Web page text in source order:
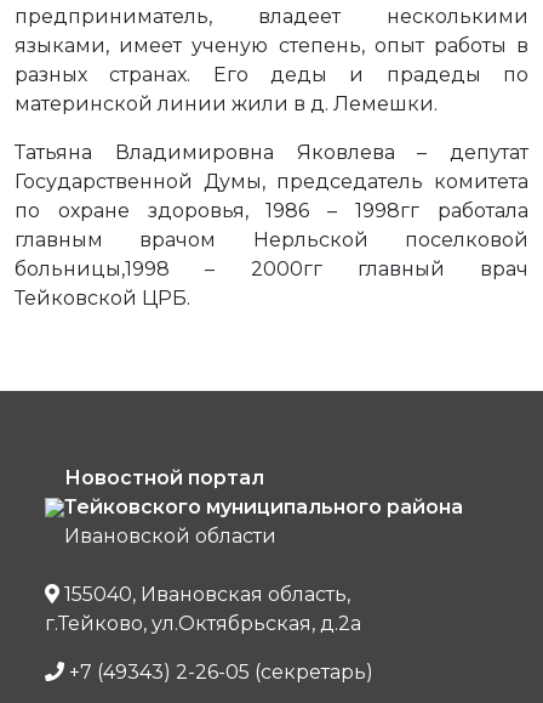
предприниматель, владеет несколькими
языками, имеет ученую степень, опыт работы в
разных странах. Его деды и прадеды по
материнской линии жили в д. Лемешки.
Татьяна Владимировна Яковлева – депутат
Государственной Думы, председатель комитета
по охране здоровья, 1986 – 1998гг работала
главным врачом Нерльской поселковой
больницы,1998 – 2000гг главный врач
Тейковской ЦРБ.
Новостной портал
Тейковского муниципального района
Ивановской области
155040, Ивановская область,
г.Тейково, ул.Октябрьская, д.2а
+7 (49343) 2-26-05 (секретарь)